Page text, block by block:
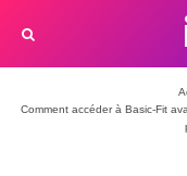
Comment accéder à Basic-Fit